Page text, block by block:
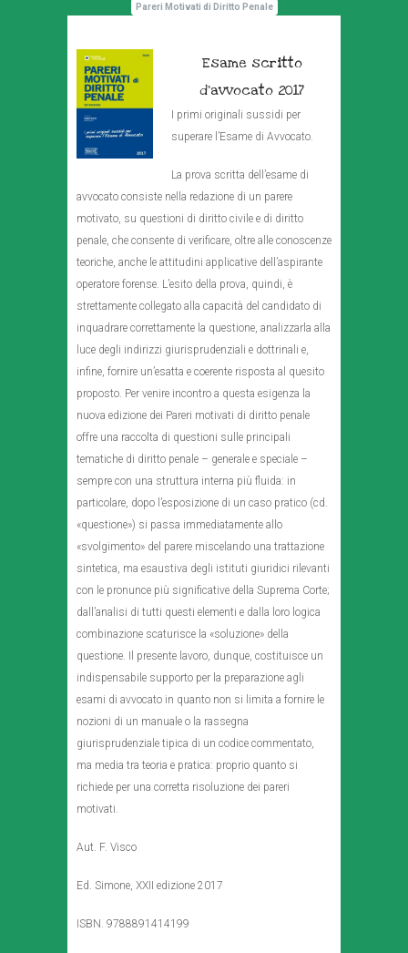
Pareri Motivati di Diritto Penale
Esame scritto
d’avvocato 2017
I primi originali sussidi per
superare l’Esame di Avvocato.
La prova scritta dell’esame di
avvocato consiste nella redazione di un parere
motivato, su questioni di diritto civile e di diritto
penale, che consente di verificare, oltre alle conoscenze
teoriche, anche le attitudini applicative dell’aspirante
operatore forense. L’esito della prova, quindi, è
strettamente collegato alla capacità del candidato di
inquadrare correttamente la questione, analizzarla alla
luce degli indirizzi giurisprudenziali e dottrinali e,
infine, fornire un’esatta e coerente risposta al quesito
proposto. Per venire incontro a questa esigenza la
nuova edizione dei Pareri motivati di diritto penale
offre una raccolta di questioni sulle principali
tematiche di diritto penale – generale e speciale –
sempre con una struttura interna più fluida: in
particolare, dopo l’esposizione di un caso pratico (cd.
«questione») si passa immediatamente allo
«svolgimento» del parere miscelando una trattazione
sintetica, ma esaustiva degli istituti giuridici rilevanti
con le pronunce più significative della Suprema Corte;
dall’analisi di tutti questi elementi e dalla loro logica
combinazione scaturisce la «soluzione» della
questione. Il presente lavoro, dunque, costituisce un
indispensabile supporto per la preparazione agli
esami di avvocato in quanto non si limita a fornire le
nozioni di un manuale o la rassegna
giurisprudenziale tipica di un codice commentato,
ma media tra teoria e pratica: proprio quanto si
richiede per una corretta risoluzione dei pareri
motivati.
Aut. F. Visco
Ed. Simone, XXII edizione 2017
ISBN. 9788891414199